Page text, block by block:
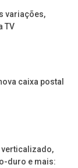
variações,
TV
caixa postal
verticalizado,
duro e mais: